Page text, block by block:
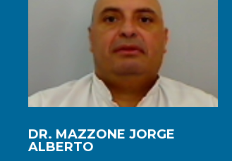
DR. MAZZONE JORGE
ALBERTO